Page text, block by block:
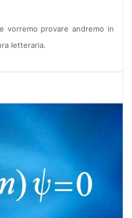
vorremo provare andremo in
letteraria.